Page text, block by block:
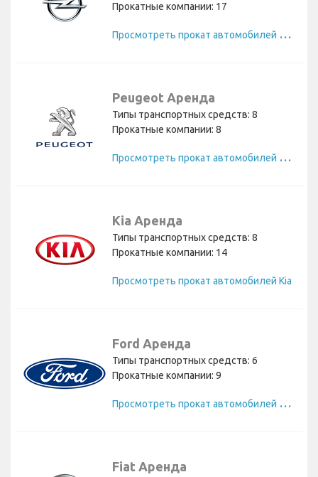
Прокатные компании: 17
П
росмотреть прокат автомобилей Opel
Peugeot Аренда
Типы транспортных средств: 8
Прокатные компании: 8
П
росмотреть прокат автомобилей Peugeot
Kia Аренда
Типы транспортных средств: 8
Прокатные компании: 14
Просмотреть прокат автомобилей Kia
Ford Аренда
Типы транспортных средств: 6
Прокатные компании: 9
П
росмотреть прокат автомобилей Ford
Fiat Аренда